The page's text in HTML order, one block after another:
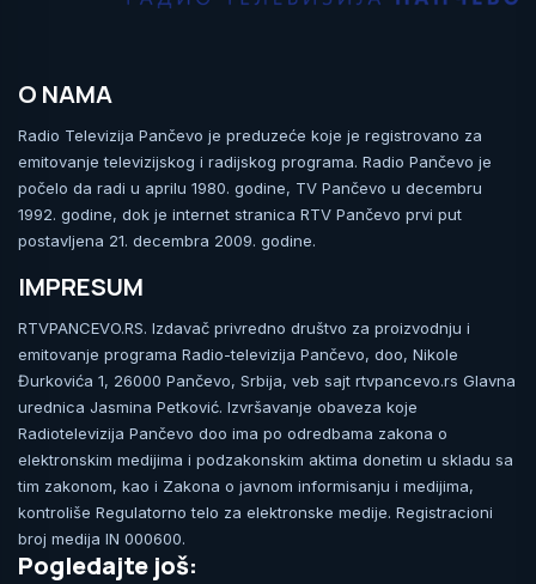
O NAMA
Radio Televizija Pančevo je preduzeće koje je registrovano za
emitovanje televizijskog i radijskog programa. Radio Pančevo je
počelo da radi u aprilu 1980. godine, TV Pančevo u decembru
1992. godine, dok je internet stranica RTV Pančevo prvi put
postavljena 21. decembra 2009. godine.
IMPRESUM
RTVPANCEVO.RS. Izdavač privredno društvo za proizvodnju i
emitovanje programa Radio-televizija Pančevo, doo, Nikole
Đurkovića 1, 26000 Pančevo, Srbija, veb sajt rtvpancevo.rs Glavna
urednica Jasmina Petković. Izvršavanje obaveza koje
Radiotelevizija Pančevo doo ima po odredbama zakona o
elektronskim medijima i podzakonskim aktima donetim u skladu sa
tim zakonom, kao i Zakona o javnom informisanju i medijima,
kontroliše Regulatorno telo za elektronske medije. Registracioni
broj medija IN 000600.
Pogledajte još: